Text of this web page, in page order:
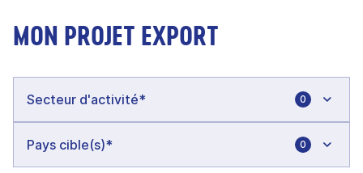
MON PROJET EXPORT
0
0